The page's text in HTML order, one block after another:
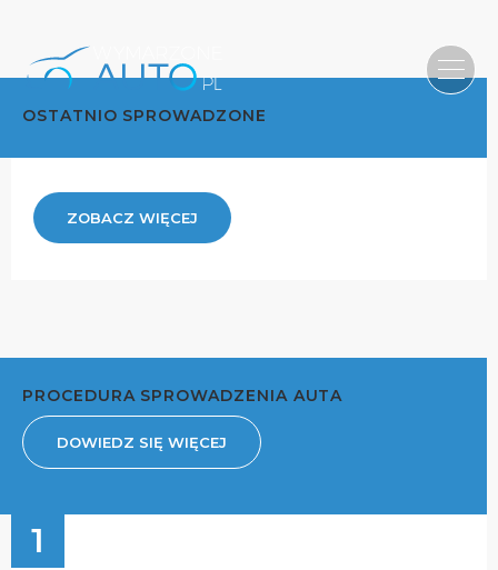
OSTATNIO SPROWADZONE
ZOBACZ WIĘCEJ
PROCEDURA SPROWADZENIA AUTA
DOWIEDZ SIĘ WIĘCEJ
1